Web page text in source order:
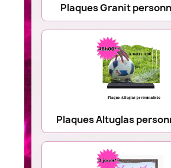
Plaques Granit
Plaques Altuglas